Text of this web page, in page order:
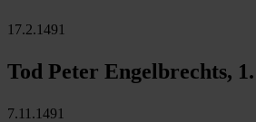
17.2.1491
Tod Peter Engelbrechts,
7.11.1491